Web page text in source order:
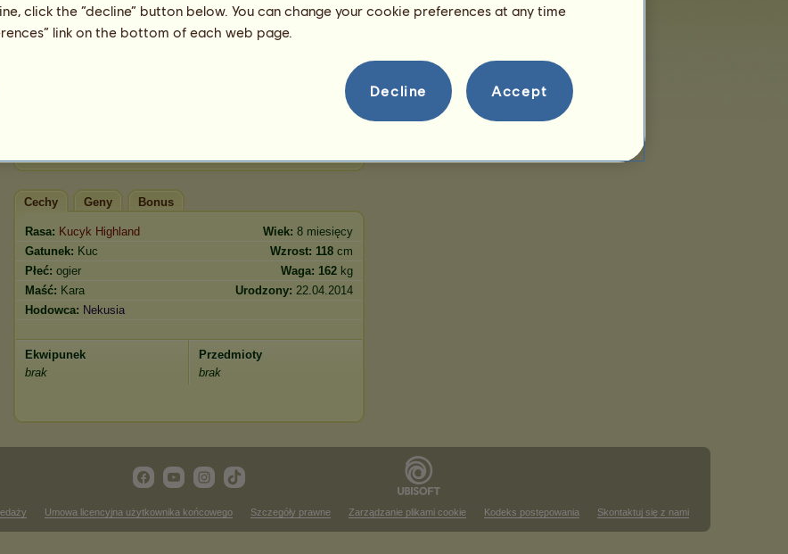
Umiejętności
0.00
0.00
0.00
Cechy Geny Bonus
Rasa: Kucyk Highland Wiek: 8 miesięcy
Gatunek: Kuc Wzrost: 118 cm
Płeć: ogier Waga: 162 kg
Maść: Kara Urodzony: 22.04.2014
Hodowca: Nekusia
Ekwipunek
brak
Przedmioty
brak
Umowa licencyjna użytkownika końcowego Szczegóły prawne Zarządzanie plikami cookie Kodeks postępowania Skontaktuj się z nami
click the “decline” button below. You can change your cookie preferences at any time
link on the bottom of each web page.
Decline Accept